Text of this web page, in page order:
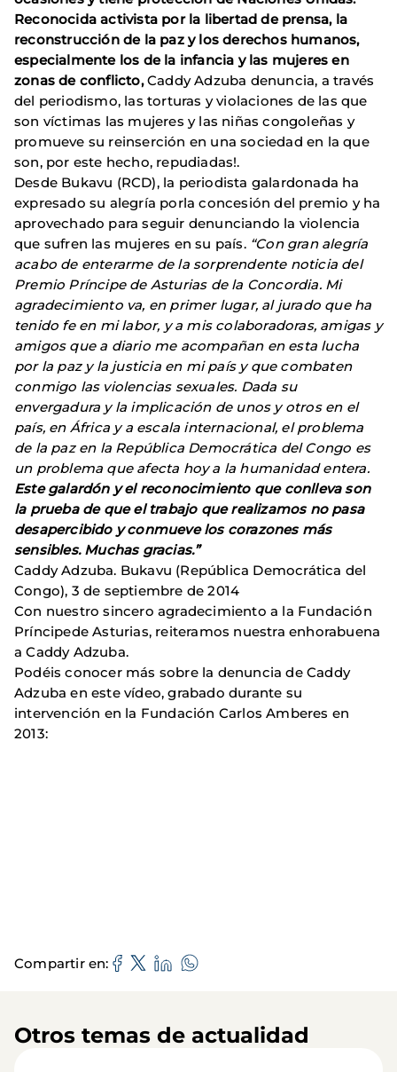
Reconocida activista por la libertad de prensa, la
reconstrucción de la paz y los derechos humanos,
especialmente los de la infancia y las mujeres en
zonas de conflicto,Caddy Adzuba denuncia, a través
del periodismo, las torturas y violaciones de las que
son víctimas las mujeres y las niñas congoleñas y
promueve su reinserción en una sociedad en la que
son, por este hecho, repudiadas!.
Desde Bukavu (RCD), la periodista galardonada ha
expresado su alegría porla concesión del premio y ha
aprovechado para seguir denunciando la violencia
que sufren las mujeres en su país. “Con gran alegría
acabo de enterarme de la sorprendente noticia del
Premio Príncipe de Asturias de la Concordia. Mi
agradecimiento va, en primer lugar, al jurado que ha
tenido fe en mi labor, y a mis colaboradoras, amigas y
amigos que a diario me acompañan en esta lucha
por la paz y la justicia en mi país y que combaten
conmigo las violencias sexuales. Dada su
envergadura y la implicación de unos y otros en el
país, en África y a escala internacional, el problema
de la paz en la República Democrática del Congo es
un problema que afecta hoy a la humanidad entera.
Este galardón y el reconocimiento que conlleva son
la prueba de que el trabajo que realizamos no pasa
desapercibido y conmueve los corazones más
sensibles. Muchas gracias.”
Caddy Adzuba. Bukavu (República Democrática del
Congo), 3 de septiembre de 2014
Con nuestro sincero agradecimiento a la Fundación
Príncipede Asturias, reiteramos nuestra enhorabuena
a Caddy Adzuba.
Podéis conocer más sobre la denuncia de Caddy
Adzuba en este vídeo, grabado durante su
intervención en la Fundación Carlos Amberes en
2013:
Compartir en
Otros temas de actualidad